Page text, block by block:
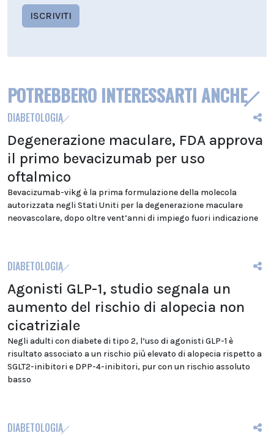
ISCRIVITI
POTREBBERO INTERESSARTI ANCHE
DIABETOLOGIA
Degenerazione maculare, FDA approva
il primo bevacizumab per uso
oftalmico
Bevacizumab-vikg è la prima formulazione della molecola
autorizzata negli Stati Uniti per la degenerazione maculare
neovascolare, dopo oltre vent’anni di impiego fuori indicazione
DIABETOLOGIA
Agonisti GLP-1, studio segnala un
aumento del rischio di alopecia non
cicatriziale
Negli adulti con diabete di tipo 2, l’uso di agonisti GLP-1 è
risultato associato a un rischio più elevato di alopecia rispetto a
SGLT2-inibitori e DPP-4-inibitori, pur con un rischio assoluto
basso
DIABETOLOGIA